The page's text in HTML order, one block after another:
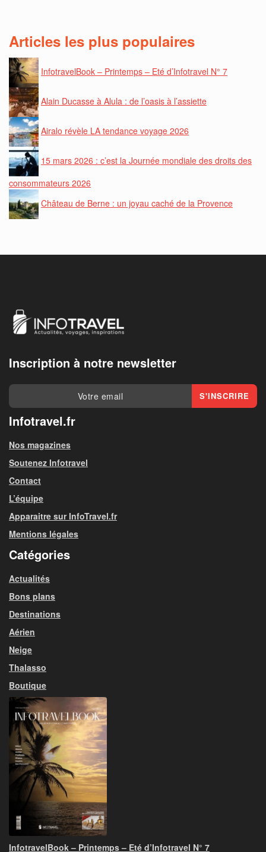
Articles les plus populaires
InfotravelBook – Printemps – Eté d’Infotravel N° 7
Alain Ducasse à Alula : de l’oasis à l’assiette
Airalo révèle LA tendance voyage 2026
15 mars 2026 : c’est la Journée mondiale des droits des
consommateurs 2026
Château de Berne : un joyau caché de la Provence
Inscription à notre newsletter
Infotravel.fr
Nos magazines
Soutenez Infotravel
Contact
L’équipe
Apparaitre sur InfoTravel.fr
Mentions légales
Catégories
Actualités
Bons plans
Destinations
Aérien
Neige
Thalasso
Boutique
InfotravelBook – Printemps – Eté d’Infotravel N° 7